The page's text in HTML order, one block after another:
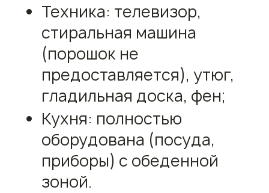
Техника: телевизор,
стиральная машина
(порошок не
предоставляется), утюг,
гладильная доска, фен;
Кухня: полностью
оборудована (посуда,
приборы) с обеденной
зоной.